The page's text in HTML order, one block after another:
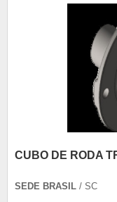
CUBO DE RODA
SEDE BRASIL / SC